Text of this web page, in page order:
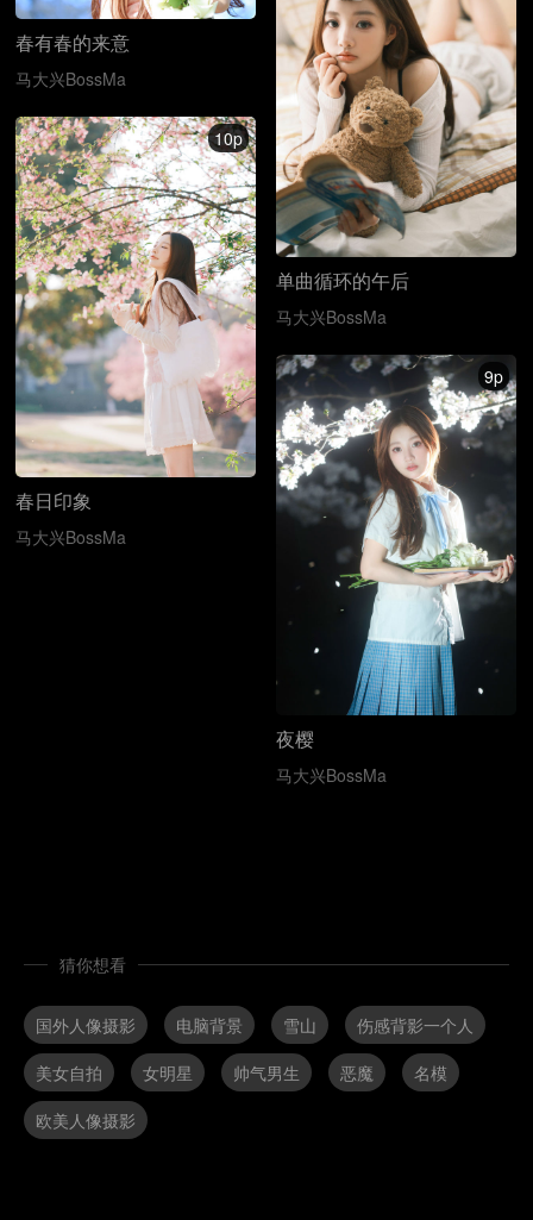
春有春的来意
马大兴BossMa
单曲循环的午后
马大兴BossMa
10p
春日印象
马大兴BossMa
9p
夜樱
马大兴BossMa
猜你想看
国外人像摄影 电脑背景 雪山
伤感背影一个人
美女自拍
女明星 帅气男生 恶魔
名模
欧美人像摄影